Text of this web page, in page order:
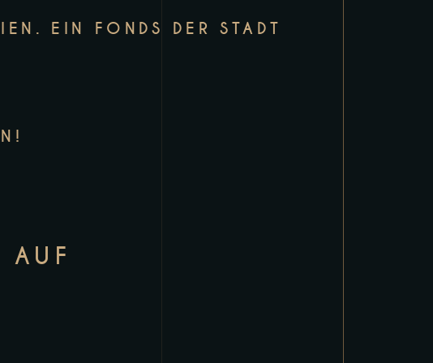
EIN FONDS DER STADT
AUF